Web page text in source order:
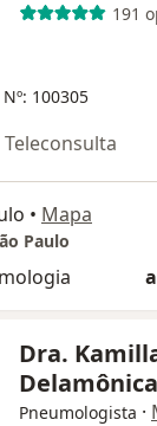
191
Nº: 100305
Teleconsulta
• Mapa
Paulo
Dra.
Delamônica
Pneumologista ·